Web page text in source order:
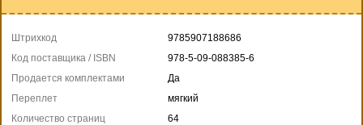
Штрихкод
9785907188686
Код поставщика / ISBN
978-5-09-088385-6
Продается комплектами
Да
Переплет
мягкий
Количество страниц
64